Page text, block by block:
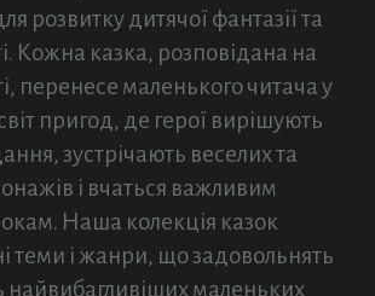
розвитку дитячої фантазії та
Кожна казка, розповідана на
перенесе маленького читача у
пригод, де герої вирішують
зустрічають веселих та
і вчаться важливим
Наша колекція казок
теми і жанри, що задовольнять
найвибагливіших маленьких